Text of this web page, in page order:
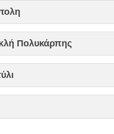
Πολυκάρπης